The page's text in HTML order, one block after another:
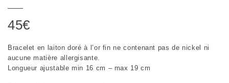
45€
Bracelet en laiton doré à l’or fin ne contenant pas de nickel ni
aucune matière allergisante.
Longueur ajustable min 16 cm – max 19 cm